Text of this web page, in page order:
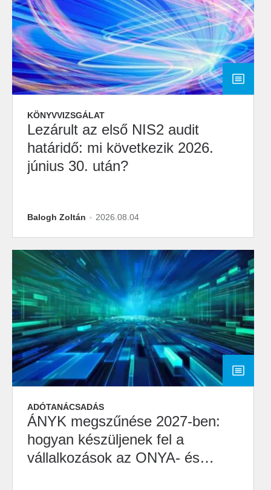
KÖNYVVIZSGÁLAT
Lezárult az első NIS2 audit
határidő: mi következik 2026.
június 30. után?
Balogh Zoltán 2026.08.04
ADÓTANÁCSADÁS
ÁNYK megszűnése 2027-ben:
hogyan készüljenek fel a
vállalkozások az ONYA- és